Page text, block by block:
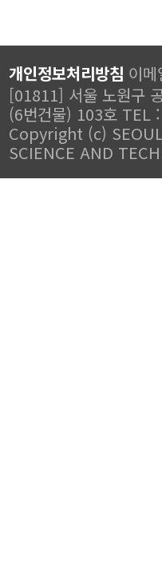
개인정보처리방침 이
[01811] 서울 노원구
(6번건물) 103호
Copyright (c)
SCIENCE AND